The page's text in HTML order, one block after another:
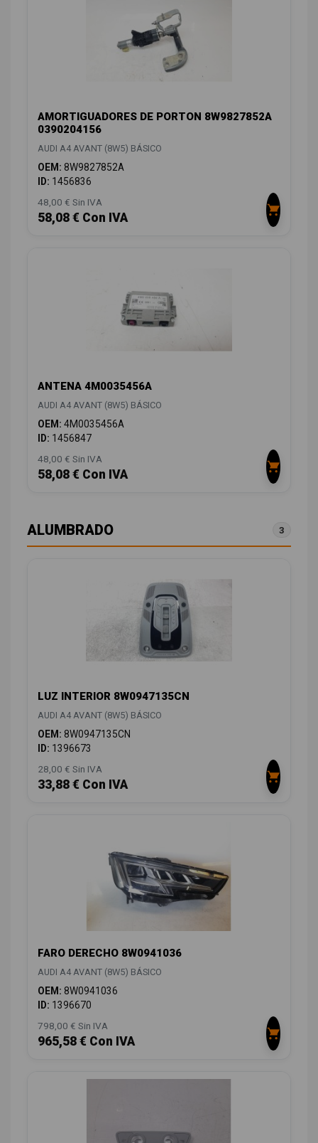
AMORTIGUADORES DE PORTON 8W9827852A
0390204156
AUDI A4 AVANT (8W5) BÁSICO
OEM: 8W9827852A
ID: 1456836
48,00 € Sin IVA
58,08 € Con IVA
ANTENA 4M0035456A
AUDI A4 AVANT (8W5) BÁSICO
OEM: 4M0035456A
ID: 1456847
48,00 € Sin IVA
58,08 € Con IVA
ALUMBRADO 3
LUZ INTERIOR 8W0947135CN
AUDI A4 AVANT (8W5) BÁSICO
OEM: 8W0947135CN
ID: 1396673
28,00 € Sin IVA
33,88 € Con IVA
FARO DERECHO 8W0941036
AUDI A4 AVANT (8W5) BÁSICO
OEM: 8W0941036
ID: 1396670
798,00 € Sin IVA
965,58 € Con IVA